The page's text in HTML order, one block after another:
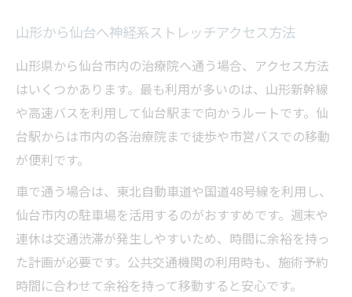
山形から仙台へ神経系ストレッチアクセス方法
山形県から仙台市内の治療院へ通う場合、アクセス方法
はいくつかあります。最も利用が多いのは、山形新幹線
や高速バスを利用して仙台駅まで向かうルートです。仙
台駅からは市内の各治療院まで徒歩や市営バスでの移動
が便利です。
車で通う場合は、東北自動車道や国道48号線を利用し、
仙台市内の駐車場を活用するのがおすすめです。週末や
連休は交通渋滞が発生しやすいため、時間に余裕を持っ
た計画が必要です。公共交通機関の利用時も、施術予約
時間に合わせて余裕を持って移動すると安心です。